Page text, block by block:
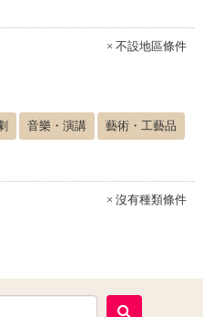
× 不設地區條件
音樂・演講 藝術・工藝品
× 沒有種類條件